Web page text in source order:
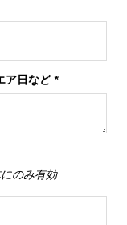
ア日など*
のみ有効